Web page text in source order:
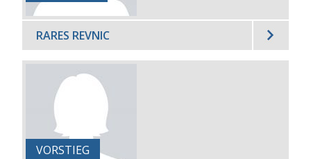
RARES REVNIC
VORSTIEG